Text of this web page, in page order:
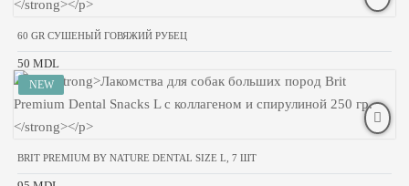
60 GR СУШЕНЫЙ ГОВЯЖИЙ РУБЕЦ
50 MDL
BRIT PREMIUM BY NATURE DENTAL SIZE L, 7 ШТ